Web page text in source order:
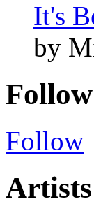
It's
by
Follow